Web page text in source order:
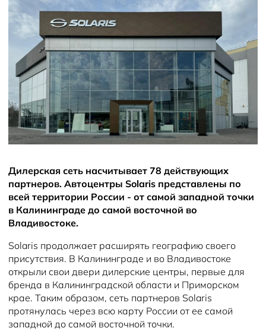
Дилерская сеть насчитывает 78 действующих
партнеров. Автоцентры Solaris представлены по
всей территории России - от самой западной точки
в Калининграде до самой восточной во
Владивостоке.
Solaris продолжает расширять географию своего
присутствия. В Калининграде и во Владивостоке
открыли свои двери дилерские центры, первые для
бренда в Калининградской области и Приморском
крае. Таким образом, сеть партнеров Solaris
протянулась через всю карту России от ее самой
западной до самой восточной точки.